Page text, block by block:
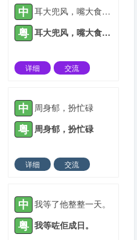
中 耳大兜风，嘴大食穷人
粤 耳大兜风，嘴大食穷人
详细
交流
中 周身郁，扮忙碌
粤 周身郁，扮忙碌
详细
交流
中 我等了他整整一天。
粤 我等咗佢成日。